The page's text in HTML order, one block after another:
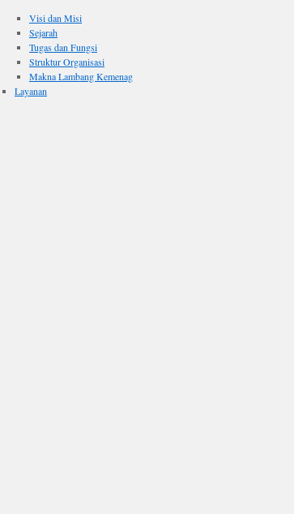
Visi dan Misi
Sejarah
Tugas dan Fungsi
Struktur Organisasi
Makna Lambang Kemenag
Layanan